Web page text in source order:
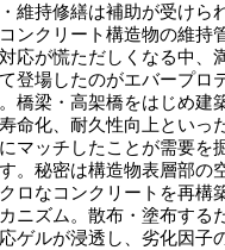
維持修繕は補助が受けら
ンクリート構造物の維持
応が慌ただしくなる中、
登場したのがエバープロ
。橋梁・高架橋をはじめ建
命化、耐久性向上といっ
マッチしたことが需要を
。秘密は構造物表層部の
ロなコンクリートを再構
カニズム。散布・塗布する
ゲルが浸透し、劣化因子